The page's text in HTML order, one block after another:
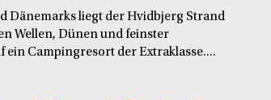
Dänemarks liegt der Hvidbjerg Strand
Wellen, Dünen und feinster
ein Campingresort der Extraklasse....